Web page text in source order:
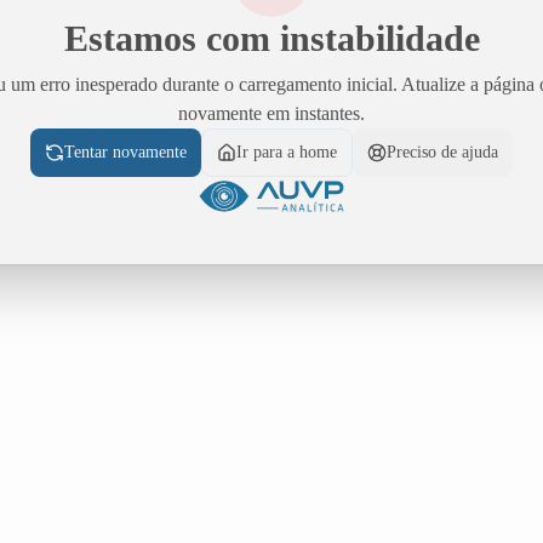
Estamos com instabilidade
um erro inesperado durante o carregamento inicial. Atualize a página
novamente em instantes.
Tentar novamente Ir para a home Preciso de ajuda